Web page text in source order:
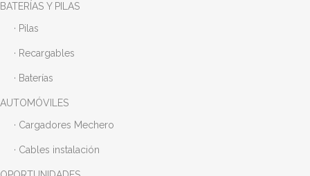
BATERÍAS Y PILAS
· Pilas
· Recargables
· Baterías
AUTOMÓVILES
· Cargadores Mechero
· Cables instalación